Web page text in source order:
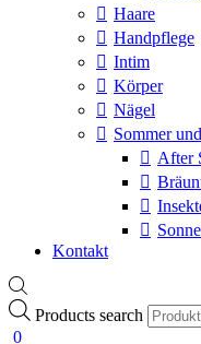
Haare
Handpflege
Intim
Körper
Nägel
Sommer
After
Kontakt
Products search
0